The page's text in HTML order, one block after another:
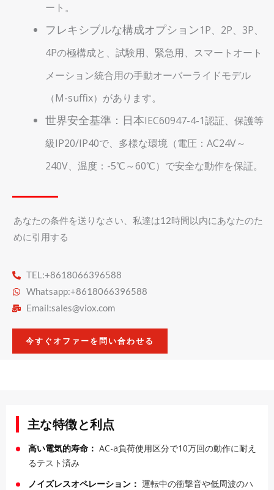
ート。
フレキシブルな構成オプション1P、2P、3P、
4Pの極構成と、試験用、緊急用、スマートオート
メーション統合用の手動オーバーライドモデル
（M-suffix）があります。
世界安全基準：日本IEC60947-4-1認証、保護等
級IP20/IP40で、多様な環境（電圧：AC24V～
240V、温度：-5℃～60℃）で安全な動作を保証。
あなたの条件を送りなさい、私達は12時間以内にあなたのた
めに引用する
TEL:+8618066396588
Whatsapp:+8618066396588
Email:sales@viox.com
今すぐオファーを問い合わせる
主な特徴と利点
高い電気的寿命： AC-a負荷使用区分で10万回の動作に耐え
るテスト済み
ノイズレスオペレーション： 運転中の衝撃音や低周波のハ